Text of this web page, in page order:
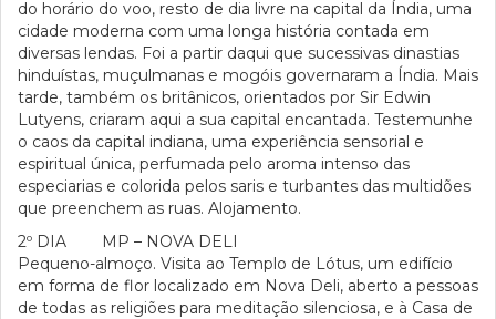
do horário do voo, resto de dia livre na capital da Índia, uma
cidade moderna com uma longa história contada em
diversas lendas. Foi a partir daqui que sucessivas dinastias
hinduístas, muçulmanas e mogóis governaram a Índia. Mais
tarde, também os britânicos, orientados por Sir Edwin
Lutyens, criaram aqui a sua capital encantada. Testemunhe
o caos da capital indiana, uma experiência sensorial e
espiritual única, perfumada pelo aroma intenso das
especiarias e colorida pelos saris e turbantes das multidões
que preenchem as ruas. Alojamento.
2º DIA MP – NOVA DELI
Pequeno-almoço. Visita ao Templo de Lótus, um edifício
em forma de flor localizado em Nova Deli, aberto a pessoas
de todas as religiões para meditação silenciosa, e à Casa de